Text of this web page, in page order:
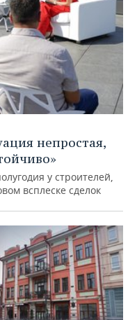
непростая,
у строителей,
всплеске сделок